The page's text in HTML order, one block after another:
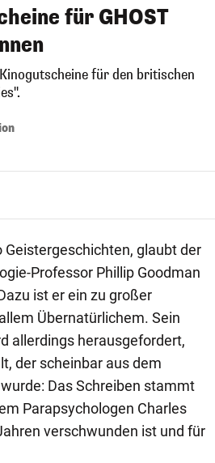
für GHOST
für den britischen
Geistergeschichten, glaubt der
Professor Phillip Goodman
ist er ein zu großer
Übernatürlichem. Sein
allerdings herausgefordert,
der scheinbar aus dem
Das Schreiben stammt
Parapsychologen Charles
verschwunden ist und für